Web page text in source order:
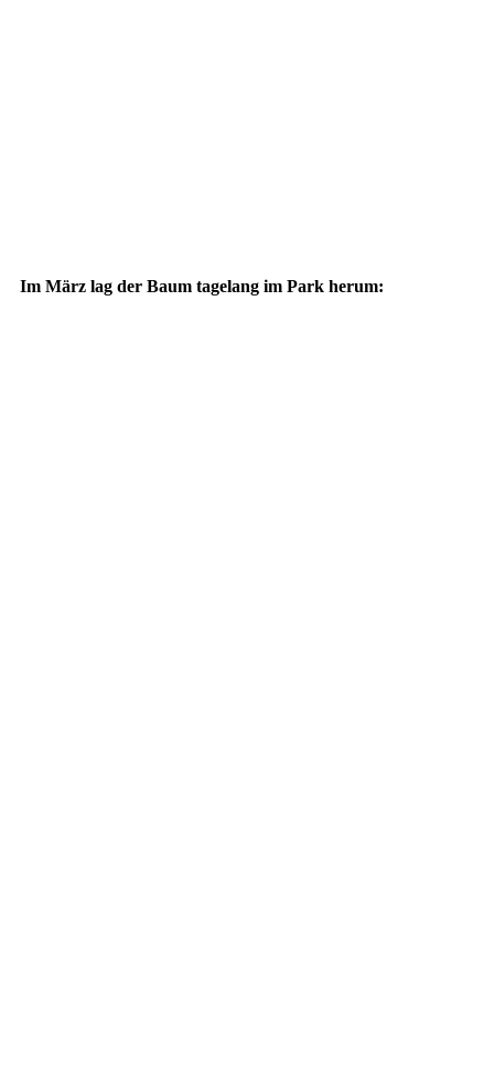
Im März lag der Baum tagelang im Park herum: